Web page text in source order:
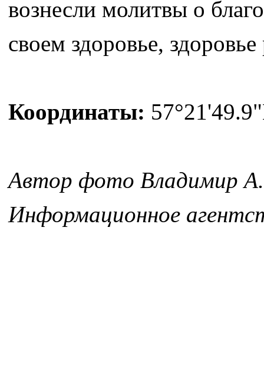
вознесли молитвы о
своем здоровье,
Координаты:
Автор фото Владимир А.
Информационное